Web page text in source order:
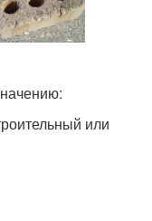
или